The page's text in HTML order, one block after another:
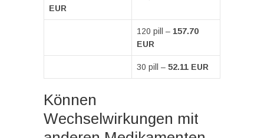
EUR
120 pill – 157.70
EUR
30 pill – 52.11 EUR
Können
Wechselwirkungen mit